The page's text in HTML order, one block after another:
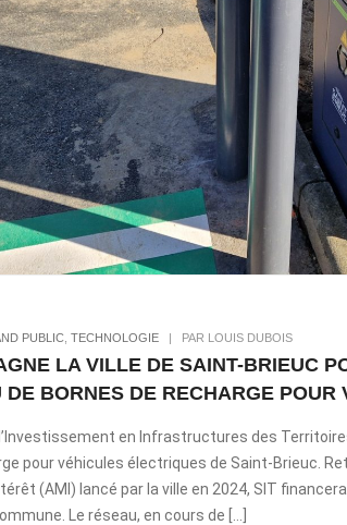
PUBLIC TECHNOLOGIE | PAR LOUIS DUBOIS
LA VILLE DE SAINT-BRIEUC
DE BORNES DE RECHARGE POUR
en Infrastructures des
pour véhicules électriques de Saint-Brieuc.
(AMI) lancé par la ville en 2024, SIT
Le réseau, en cours de […]